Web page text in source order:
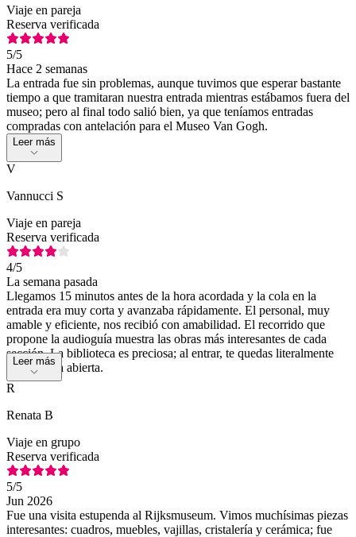
Viaje en pareja
Reserva verificada
5/5
Hace 2 semanas
La entrada fue sin problemas, aunque tuvimos que esperar bastante
tiempo a que tramitaran nuestra entrada mientras estábamos fuera del
museo; pero al final todo salió bien, ya que teníamos entradas
compradas con antelación para el Museo Van Gogh.
Leer más
V
Vannucci S
Viaje en pareja
Reserva verificada
4/5
La semana pasada
Llegamos 15 minutos antes de la hora acordada y la cola en la
entrada era muy corta y avanzaba rápidamente. El personal, muy
amable y eficiente, nos recibió con amabilidad. El recorrido que
propone la audioguía muestra las obras más interesantes de cada
sección. La biblioteca es preciosa; al entrar, te quedas literalmente
con la boca abierta.
Leer más
R
Renata B
Viaje en grupo
Reserva verificada
5/5
Jun 2026
Fue una visita estupenda al Rijksmuseum. Vimos muchísimas piezas
interesantes: cuadros, muebles, vajillas, cristalería y cerámica; fue